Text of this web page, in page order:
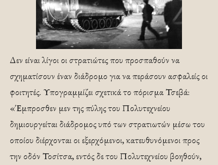
Δεν είναι λίγοι οι στρατιώτες που προσπαθούν να
σχηματίσουν έναν διάδρομο για να περάσουν ασφαλείς οι
φοιτητές. Υπογραμμίζει σχετικά το πόρισμα Τσεβά:
«Έμπροσθεν μεν της πύλης του Πολυτεχνείου
δημιουργείται διάδρομος υπό των στρατιωτών μέσω του
οποίου διέρχονται οι εξερχόμενοι, κατευθυνόμενοι προς
την οδόν Τοσίτσα, εντός δε του Πολυτεχνείου βοηθούν,